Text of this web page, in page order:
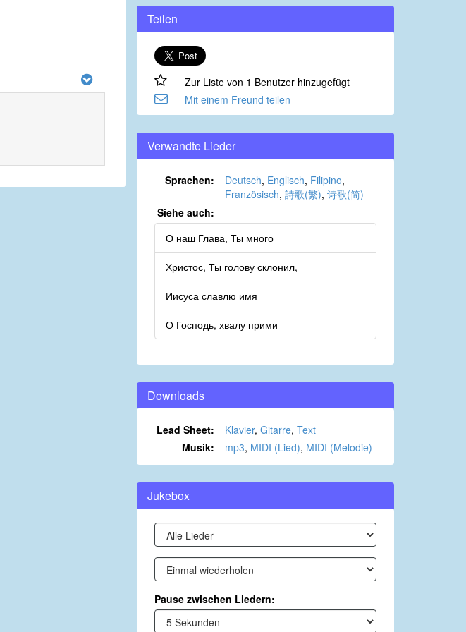
Teilen
Zur Liste von 1 Benutzer hinzugefügt
Mit einem Freund teilen
Verwandte Lieder
Sprachen: Deutsch, Englisch, Filipino,
Französisch, 詩歌(繁), 诗歌(简)
Siehe auch:
О наш Глава, Ты много
Христос, Ты голову склонил,
Иисуса славлю имя
О Господь, хвалу прими
Downloads
Lead Sheet: Klavier, Gitarre, Text
Musik:
mp3, MIDI (Lied), MIDI (Melodie)
Jukebox
Pause zwischen Liedern: